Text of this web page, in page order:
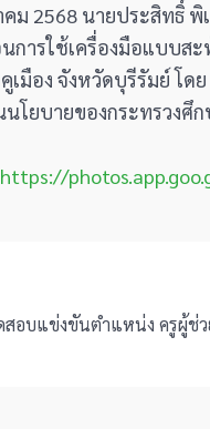
ม 2568 นายประสิทธิ์
การใช้เครื่องมือแบบส
เมือง จังหวัดบุรีรัมย์ โด
โยบายของกระทรวงศึ
https://